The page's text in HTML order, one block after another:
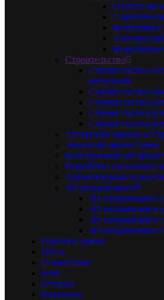
Отопление
Вентиляция
Строительство
Строительство
коттеджей
Строительство
Строительство
Строительство
Строительство
Авторский надзор за
Эскизный проект дома
Конструктивный
Разработка проектной
Архитектурная
3D визуализация
3D визуализация
3D визуализация
3D визуализация
3D визуализация
Проекты домов
Цены
О компании
Блог
Отзывы
Контакты